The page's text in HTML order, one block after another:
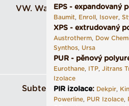
VW. Wachal
Subterra
EPS - expandovaný
Baumit, Enroll, Isover,
XPS - extrudovaný
Austrotherm, Dow
Synthos, Ursa
PUR - pěnový
Eurothane, ITP, Jitrans
Izolace
PIR izolace: Dekpir,
Powerline, PUR Izolace,